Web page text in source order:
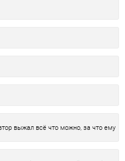
выжал всё что можно, за что ему